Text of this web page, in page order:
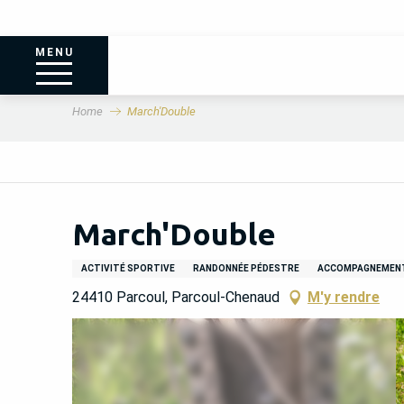
MENU
Home March'Double
March'Double
ACTIVITÉ SPORTIVE RANDONNÉE PÉDESTRE
24410 Parcoul, Parcoul-Chenaud M'y rendre